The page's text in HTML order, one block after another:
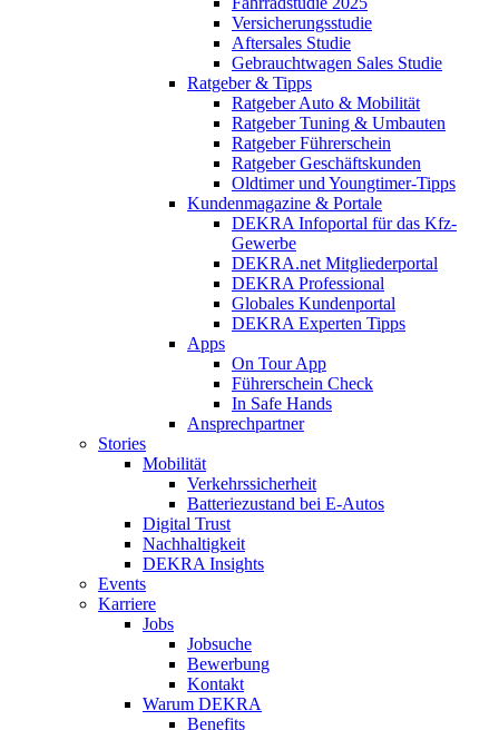
Versicherungsstudie
Aftersales Studie
Gebrauchtwagen Sales Studie
Ratgeber & Tipps
Ratgeber Auto & Mobilität
Ratgeber Tuning & Umbauten
Ratgeber Führerschein
Ratgeber Geschäftskunden
Oldtimer und Youngtimer-Tipps
Kundenmagazine & Portale
DEKRA Infoportal für das Kfz-
Gewerbe
DEKRA.net Mitgliederportal
DEKRA Professional
Globales Kundenportal
DEKRA Experten Tipps
Apps
On Tour App
Führerschein Check
In Safe Hands
Ansprechpartner
Stories
Mobilität
Verkehrssicherheit
Batteriezustand bei E-Autos
Digital Trust
Nachhaltigkeit
DEKRA Insights
Events
Karriere
Jobs
Jobsuche
Bewerbung
Kontakt
Warum DEKRA
Benefits